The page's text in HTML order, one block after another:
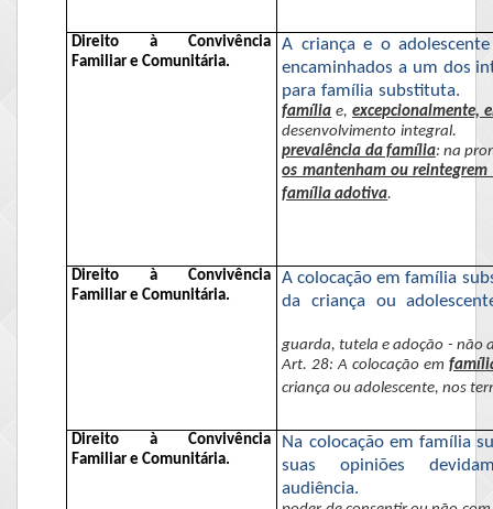
Direito à Convivência
Familiar e Comunitária.
A criança e o
encaminhados a um dos
para família substituta.
família e,excepcionalmente,
desenvolvimento integral.
prevalência da família: na
os mantenham ou
família adotiva.
Direito à Convivência
Familiar e Comunitária.
A colocação em família
da criança ou
guarda, tutela e adoção - não
Art. 28: A colocação em
criança ou adolescente, nos
Direito à Convivência
Familiar e Comunitária.
Na colocação em família
suas opiniões
audiência.